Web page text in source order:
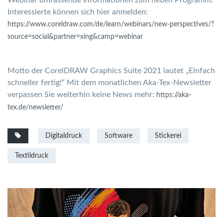
Interessierte können sich hier anmelden:
https://www.coreldraw.com/de/learn/webinars/new-perspectives/?
source=social&partner=xing&camp=webinar
Motto der CorelDRAW Graphics Suite 2021 lautet „Einfach
schneller fertig!“ Mit dem monatlichen Aka-Tex-Newsletter
verpassen Sie weiterhin keine News mehr: https://aka-
tex.de/newsletter/
Digitaldruck Software Stickerei
Textildruck